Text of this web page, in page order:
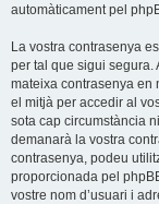
automàticament pel
La vostra contrasenya
per tal que sigui segura.
mateixa contrasenya en
el mitjà per accedir al
sota cap circumstància
demanarà la vostra
contrasenya, podeu
proporcionada pel
vostre nom d’usuari i